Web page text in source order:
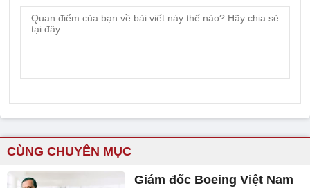
CÙNG CHUYÊN MỤC
Giám đốc Boeing Việt Nam